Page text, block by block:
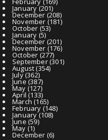
January(201)
December (208)
November (181)
October (53)
January (5)
December(201)
November (176)
October (277)
September(301)
August(354)
July(362)
June(387)
May (127)
April (133)
March (165)
February (148)
January(108)
June (59)
May (1)
December (6)